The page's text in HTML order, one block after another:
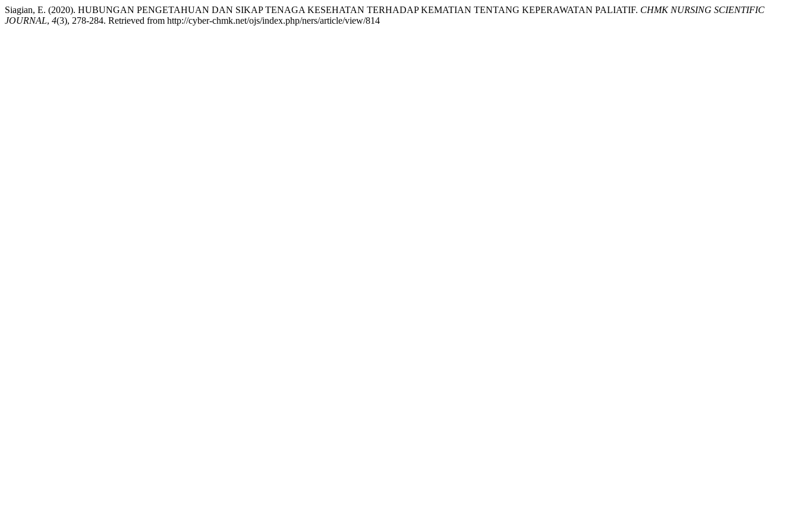
Siagian, E. (2020). HUBUNGAN PENGETAHUAN DAN SIKAP TENAGA KESEHATAN TERHADAP KEMATIAN TENTANG KEPERAWATAN PALIATIF. CHMK NURSING SCIENTIFIC
JOURNAL, 4(3), 278-284. Retrieved from http://cyber-chmk.net/ojs/index.php/ners/article/view/814